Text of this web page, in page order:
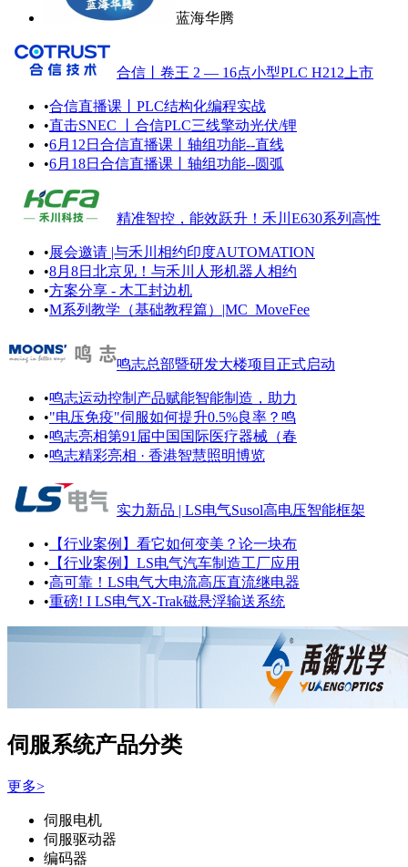
蓝海华腾
合信丨卷王 2 — 16点小型PLC H212上市
•合信直播课丨PLC结构化编程实战
•直击SNEC 丨合信PLC三线擎动光伏/锂
•6月12日合信直播课丨轴组功能--直线
•6月18日合信直播课丨轴组功能--圆弧
精准智控，能效跃升！禾川E630系列高性
•展会邀请 |与禾川相约印度AUTOMATION
•8月8日北京见！与禾川人形机器人相约
•方案分享 - 木工封边机
•M系列教学（基础教程篇）|MC_MoveFee
鸣志总部暨研发大楼项目正式启动
•鸣志运动控制产品赋能智能制造，助力
•"电压免疫"伺服如何提升0.5%良率？鸣
•鸣志亮相第91届中国国际医疗器械（春
•鸣志精彩亮相 · 香港智慧照明博览
实力新品 | LS电气Susol高电压智能框架
• 【行业案例】看它如何变美？论一块布
• 【行业案例】LS电气汽车制造工厂应用
•高可靠！LS电气大电流高压直流继电器
•重磅! I LS电气X-Trak磁悬浮输送系统
伺服系统产品分类
更多>
伺服电机
伺服驱动器
编码器